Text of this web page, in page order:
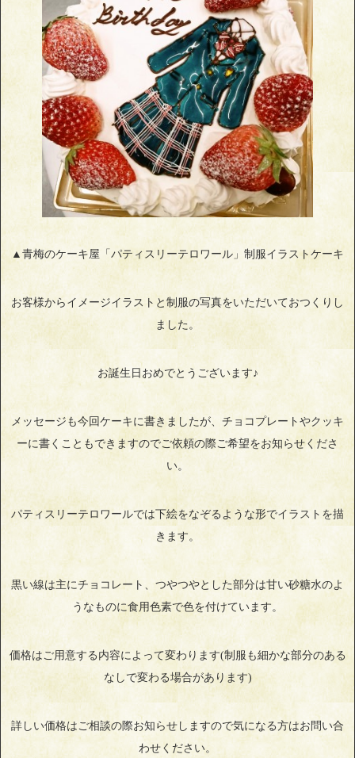
▲青梅のケーキ屋「パティスリーテロワール」制服イラストケーキ
お客様からイメージイラストと制服の写真をいただいておつくりし
ました。
お誕生日おめでとうございます♪
メッセージも今回ケーキに書きましたが、チョコプレートやクッキ
ーに書くこともできますのでご依頼の際ご希望をお知らせくださ
い。
パティスリーテロワールでは下絵をなぞるような形でイラストを描
きます。
黒い線は主にチョコレート、つやつやとした部分は甘い砂糖水のよ
うなものに食用色素で色を付けています。
価格はご用意する内容によって変わります(制服も細かな部分のある
なしで変わる場合があります)
詳しい価格はご相談の際お知らせしますので気になる方はお問い合
わせください。